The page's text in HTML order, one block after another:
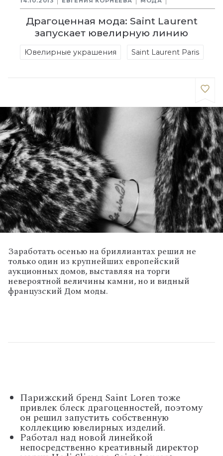
Драгоценная мода: Saint Laurent
запускает ювелирную линию
Ювелирные украшения Saint Laurent Paris
Заработать осенью на бриллиантах решил не
только один из крупнейших европейский
аукционных домов, выставляя на торги
невероятной величины камни, но и видный
французский Дом моды.
Парижский бренд Saint Loren тоже
привлек блеск драгоценностей, поэтому
он решил запустить собственную
коллекцию ювелирных изделий.
Работал над новой линейкой
непосредственно креативный директор